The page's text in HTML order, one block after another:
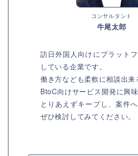
コンサルタント
牛尾太郎
訪日外国人向けにプラット
している企業です。
働き方なども柔軟に相談出来
BtoC向けサービス開発に興味
とりあえずキープし、案件
ぜひ検討してみてください。